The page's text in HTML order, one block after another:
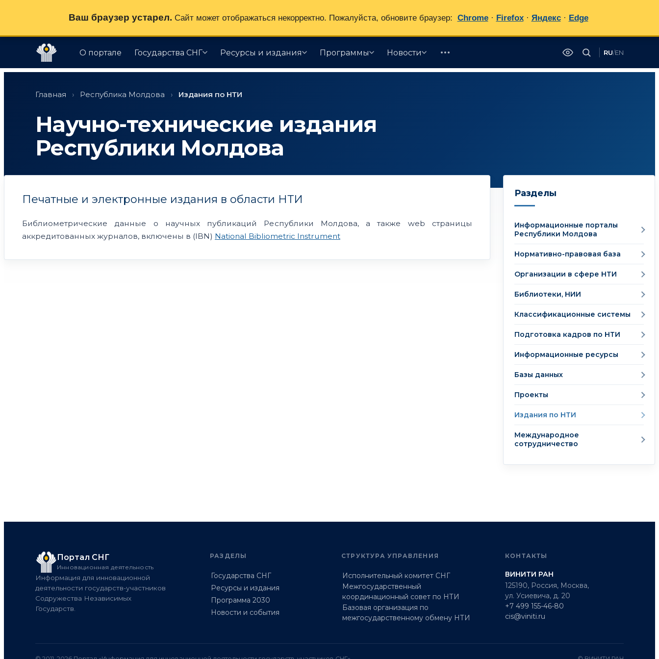
О портале Государства СНГ Ресурсы и издания Программы Новости RU/EN
Главная › Республика Молдова › Издания по НТИ
Научно-технические издания
Республики Молдова
Печатные и электронные издания в области НТИ
Библиометрические данные о научных публикаций Республики Молдова, а также web страницы
аккредитованных журналов, включены в (IBN) National Bibliometric Instrument
Разделы
Информационные порталы
Республики Молдова
Нормативно-правовая база
Организации в сфере НТИ
Библиотеки, НИИ
Классификационные системы
Подготовка кадров по НТИ
Информационные ресурсы
Базы данных
Проекты
Издания по НТИ
Международное
сотрудничество
Портал СНГ
Инновационная деятельность
Информация для инновационной
деятельности государств-участников
Содружества Независимых
Государств.
РАЗДЕЛЫ
Государства СНГ
Ресурсы и издания
Программа 2030
Новости и события
СТРУКТУРА УПРАВЛЕНИЯ
Исполнительный комитет СНГ
Межгосударственный
координационный совет по НТИ
Базовая организация по
межгосударственному обмену НТИ
КОНТАКТЫ
ВИНИТИ РАН
125190, Россия, Москва,
ул. Усиевича, д. 20
+7 499 155-46-80
cis@viniti.ru
Ваш браузер устарел. Сайт может отображаться некорректно. Пожалуйста, обновите браузер: Chrome · Firefox · Яндекс · Edge